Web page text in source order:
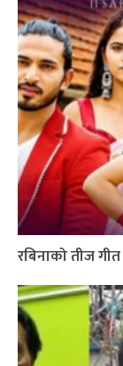
रबिनाको तीज